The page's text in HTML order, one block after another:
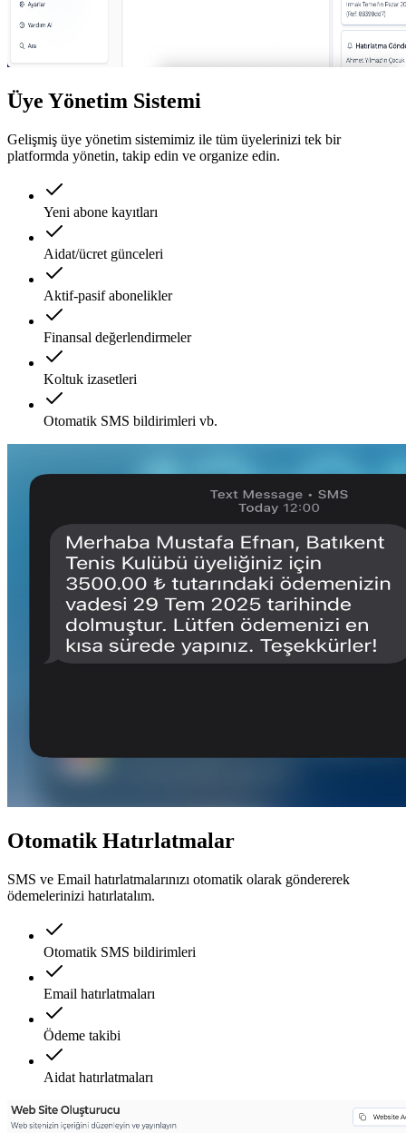
Üye Yönetim Sistemi
Gelişmiş üye yönetim sistemimiz ile tüm üyelerinizi tek bir
platformda yönetin, takip edin ve organize edin.
Yeni abone kayıtları
Aidat/ücret günceleri
Aktif-pasif abonelikler
Finansal değerlendirmeler
Koltuk izasetleri
Otomatik SMS bildirimleri vb.
Otomatik Hatırlatmalar
SMS ve Email hatırlatmalarınızı otomatik olarak göndererek
ödemelerinizi hatırlatalım.
Otomatik SMS bildirimleri
Email hatırlatmaları
Ödeme takibi
Aidat hatırlatmaları